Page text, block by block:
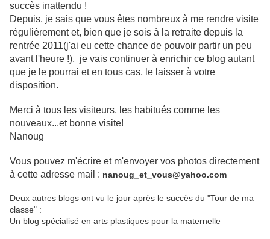
succès inattendu !
Depuis, je sais que vous êtes nombreux à me rendre visite
régulièrement et, bien que je sois à la retraite depuis la
rentrée 2011(j'ai eu cette chance de pouvoir partir un peu
avant l'heure !), je vais continuer à enrichir ce blog autant
que je le pourrai et en tous cas, le laisser à votre
disposition.
Merci à tous les visiteurs, les habitués comme les
nouveaux...et bonne visite!
Nanoug
Vous pouvez m'écrire et m'envoyer vos photos directement
à cette adresse mail : nanoug_et_vous@yahoo.com
Deux autres blogs ont vu le jour après le succès du "Tour de ma
classe" :
Un blog spécialisé en arts plastiques pour la maternelle